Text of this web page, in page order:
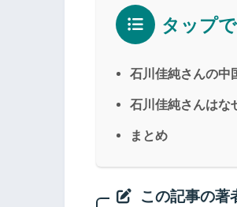
タップ
石川佳純さんの中
石川佳純さんはな
まとめ
この記事の著